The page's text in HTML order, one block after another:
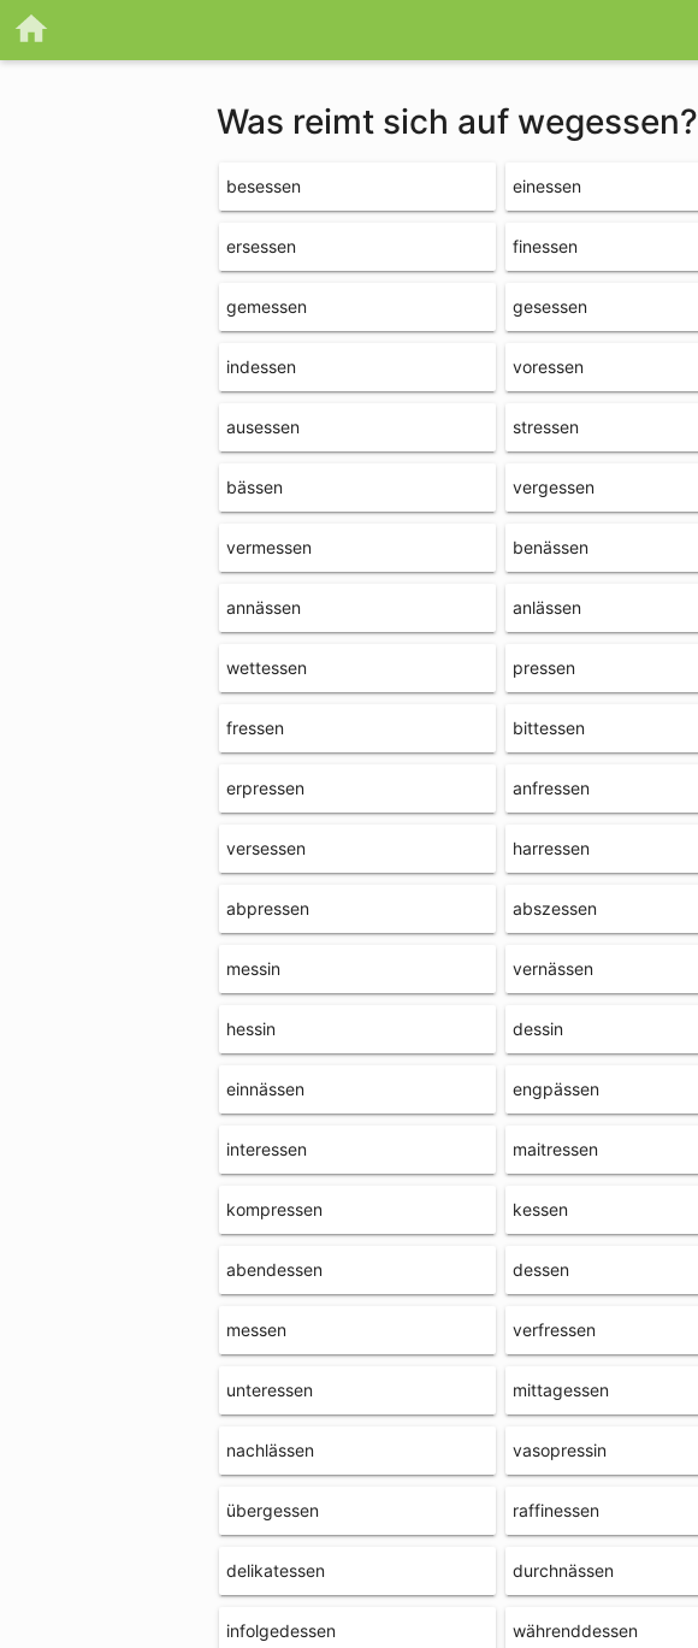
Was reimt sich auf wegessen?
besessen einessen
ersessen finessen
gemessen gesessen
indessen voressen
ausessen stressen
bässen vergessen
vermessen benässen
annässen anlässen
wettessen pressen
fressen bittessen
erpressen anfressen
versessen harressen
abpressen abszessen
messin vernässen
hessin dessin
einnässen engpässen
interessen maitressen
kompressen kessen
abendessen dessen
messen verfressen
unteressen mittagessen
nachlässen vasopressin
übergessen raffinessen
delikatessen durchnässen
infolgedessen währenddessen